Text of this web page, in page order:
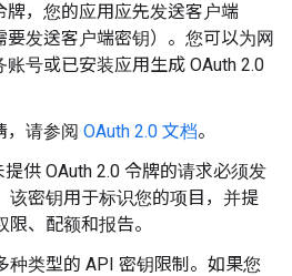
牌，您的应用应先发送客户端
要发送客户端密钥）。您可以为网
账号或已安装应用生成 OAuth 2.0
，请参阅 OAuth 2.0 文档。
提供 OAuth 2.0 令牌的请求必须发
该密钥用于标识您的项目，并提
限、配额和报告。
种类型的 API 密钥限制。如果您